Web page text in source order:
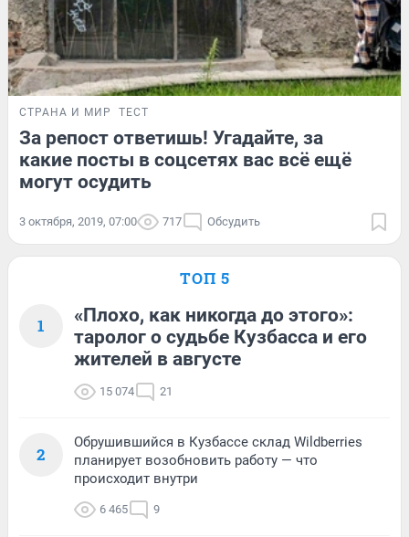
СТРАНА И МИР ТЕСТ
За репост ответишь! Угадайте, за
какие посты в соцсетях вас всё ещё
могут осудить
3 октября, 2019, 07:00 717 Обсудить
ТОП 5
1
«Плохо, как никогда до этого»:
таролог о судьбе Кузбасса и его
жителей в августе
15 074 21
2
Обрушившийся в Кузбассе склад Wildberries
планирует возобновить работу — что
происходит внутри
6 465 9